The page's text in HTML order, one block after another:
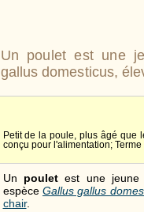
Un poulet est une
gallus domesticus,
Petit de la poule, plus âgé que
conçu pour l'alimentation;
Un pouletest une jeune
espèce Gallus gallus
chair.